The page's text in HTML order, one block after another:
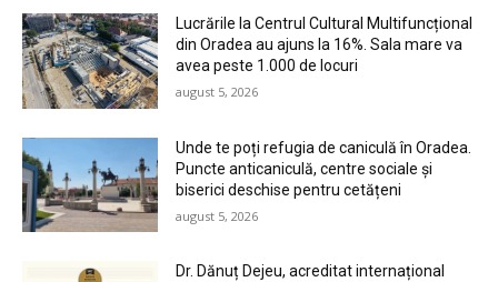
Lucrările la Centrul Cultural Multifuncțional
din Oradea au ajuns la 16%. Sala mare va
avea peste 1.000 de locuri
august 5, 2026
Unde te poți refugia de caniculă în Oradea.
Puncte anticaniculă, centre sociale și
biserici deschise pentru cetățeni
august 5, 2026
Dr. Dănuț Dejeu, acreditat internațional